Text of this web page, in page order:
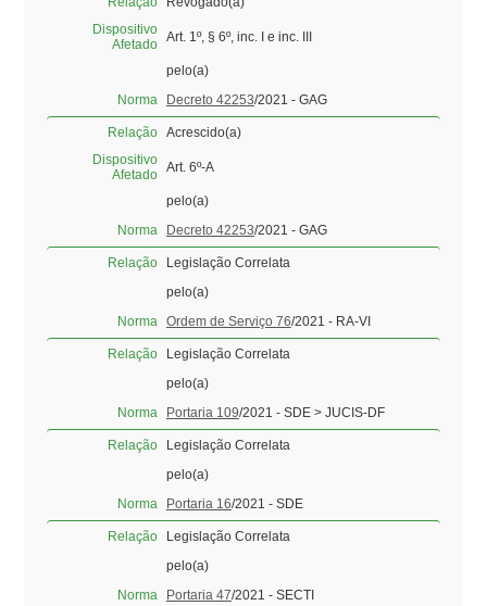
Dispositivo
Afetado Art. 1º, § 6º, inc. I e inc. III
pelo(a)
Norma
Decreto 42253/2021 - GAG
Relação Acrescido(a)
Dispositivo
Afetado Art. 6º-A
pelo(a)
Norma
Decreto 42253/2021 - GAG
Relação
Legislação Correlata
pelo(a)
Norma
Ordem de Serviço 76/2021 - RA-VI
Relação
Legislação Correlata
pelo(a)
Norma
Portaria 109/2021 - SDE > JUCIS-DF
Relação
Legislação Correlata
pelo(a)
Norma
Portaria 16/2021 - SDE
Relação
Legislação Correlata
pelo(a)
Norma
Portaria 47/2021 - SECTI